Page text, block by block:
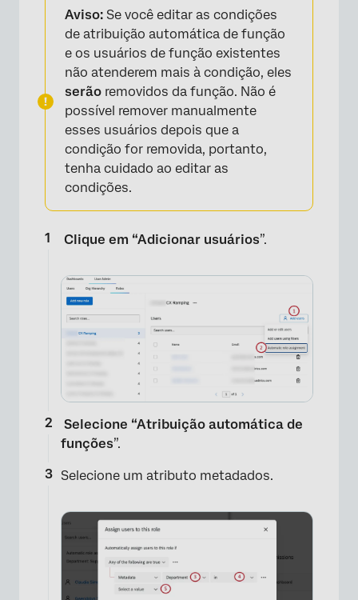
Aviso: Se você editar as condições
de atribuição automática de função
e os usuários de função existentes
não atenderem mais à condição, eles
serão removidos da função. Não é
possível remover manualmente
esses usuários depois que a
condição for removida, portanto,
tenha cuidado ao editar as
condições.
Clique em “Adicionar usuários”.
Selecione “Atribuição automática de
funções”.
Selecione um atributo metadados.